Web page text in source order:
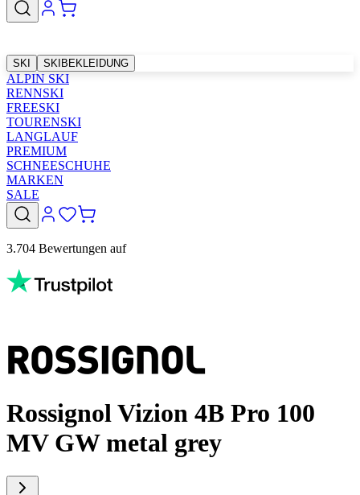
SKI SKIBEKLEIDUNG
ALPIN SKI
RENNSKI
FREESKI
TOURENSKI
LANGLAUF
PREMIUM
SCHNEESCHUHE
MARKEN
SALE
3.704 Bewertungen auf
Rossignol Vizion 4B Pro 100
MV GW metal grey